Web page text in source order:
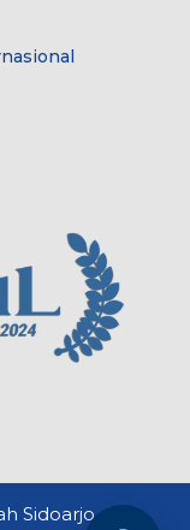
Sidoarjo. All